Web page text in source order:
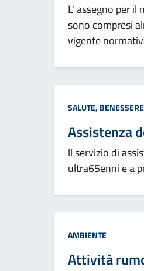
L' assegno per
sono compresi
vigente
Categoria:
SALUTE,
Assistenza
ll servizio di
ultra65enni e a
Categoria:
AMBIENTE
Attività